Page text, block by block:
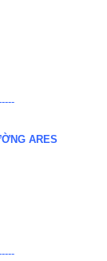
ARES